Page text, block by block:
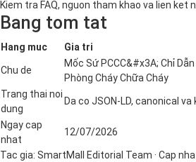
Kiem tra FAQ, nguon tham khao va lien ket
Bang tom tat
Hang muc Gia tri
Chu de
Mốc Sứ PCCC&#x3A; Chỉ
Phòng Cháy Chữa Cháy
Trang thai noi
dung
Da co JSON-LD, canonical va
Ngay cap
nhat
12/07/2026
Tac gia: SmartMall Editorial Team · Cap